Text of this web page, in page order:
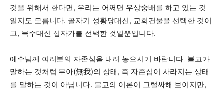
것을 위해서 한다면, 우리는 어쩌면 우상숭배를 하고 있는 것
일지도 모릅니다. 골자기 성황당대신, 교회건물을 선택한 것이
고, 묵주대신 십자가를 선택한 것일뿐입니다.
예수님께 여러분의 자존심을 내려 놓으시기 바랍니다. 불교가
말하는 것처럼 무아(無我)의 상태, 즉 자존심이 사라지는 상태
를 말하는 것이 아닙니다. 불교의 이론이 그럴싸해 보이지만,